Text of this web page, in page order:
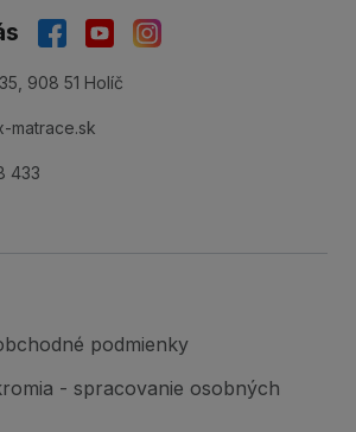
908 51 Holíč
matrace.sk
433
podmienky
- spracovanie osobných